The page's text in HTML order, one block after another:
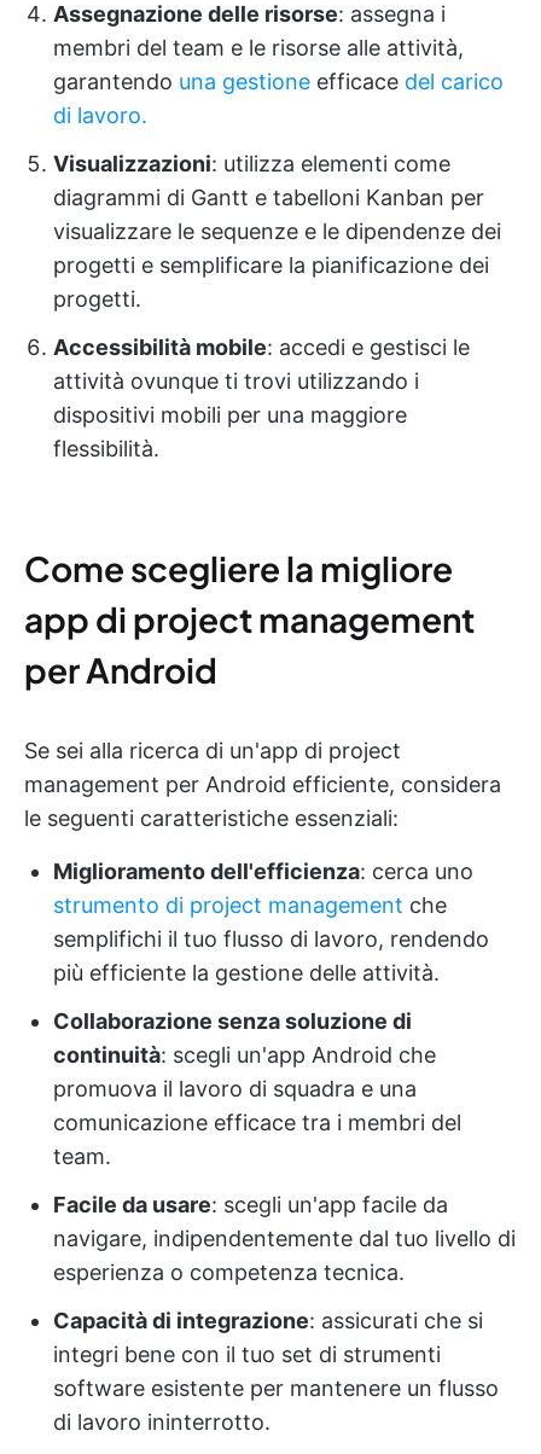
Assegnazione delle risorse: assegna i
membri del team e le risorse alle attività,
garantendo una gestione efficace del carico
di lavoro.
Visualizzazioni: utilizza elementi come
diagrammi di Gantt e tabelloni Kanban per
visualizzare le sequenze e le dipendenze dei
progetti e semplificare la pianificazione dei
progetti.
Accessibilità mobile: accedi e gestisci le
attività ovunque ti trovi utilizzando i
dispositivi mobili per una maggiore
flessibilità.
Come scegliere la migliore
app di project management
per Android
Se sei alla ricerca di un'app di project
management per Android efficiente, considera
le seguenti caratteristiche essenziali:
Miglioramento dell'efficienza: cerca uno
strumento di project management che
semplifichi il tuo flusso di lavoro, rendendo
più efficiente la gestione delle attività.
Collaborazione senza soluzione di
continuità: scegli un'app Android che
promuova il lavoro di squadra e una
comunicazione efficace tra i membri del
team.
Facile da usare: scegli un'app facile da
navigare, indipendentemente dal tuo livello di
esperienza o competenza tecnica.
Capacità di integrazione: assicurati che si
integri bene con il tuo set di strumenti
software esistente per mantenere un flusso
di lavoro ininterrotto.